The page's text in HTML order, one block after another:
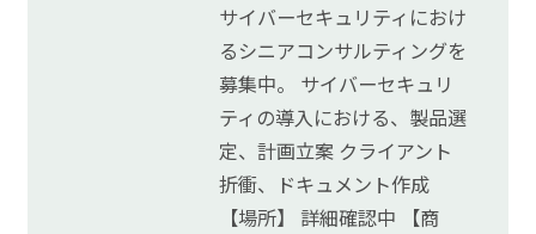
サイバーセキュリティにおけ
るシニアコンサルティングを
募集中。 サイバーセキュリ
ティの導入における、製品選
定、計画立案 クライアント
折衝、ドキュメント作成
【場所】 詳細確認中 【商